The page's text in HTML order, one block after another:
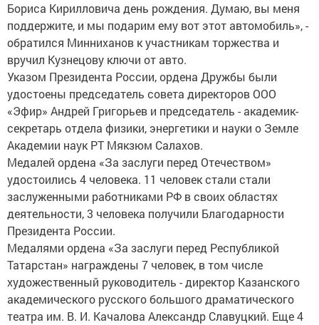
Бориса Кирилловича день рождения. Думаю, вы меня
поддержите, и мы подарим ему вот этот автомобиль», -
обратился Минниханов к участникам торжества и
вручил Кузнецову ключи от авто.
Указом Президента России, ордена Дружбы были
удостоены председатель совета директоров ООО
«Эфир» Андрей Григорьев и председатель - академик-
секретарь отдела физики, энергетики и науки о Земле
Академии наук РТ Мякзюм Салахов.
Медалей ордена «За заслуги перед Отечеством»
удостоились 4 человека. 11 человек стали стали
заслуженными работниками РФ в своих областях
деятельности, 3 человека получили Благодарности
Президента России.
Медалями ордена «За заслуги перед Республикой
Татарстан» награждены 7 человек, в том числе
художественный руководитель - директор Казанского
академического русского большого драматического
театра им. В. И. Качалова Александр Славуцкий. Еще 4